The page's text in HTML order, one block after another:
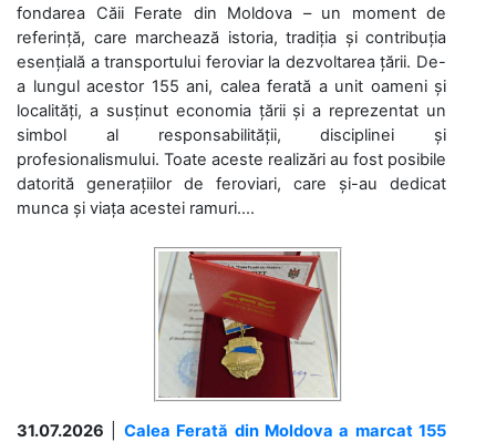
fondarea Căii Ferate din Moldova – un moment de
referință, care marchează istoria, tradiția și contribuția
esențială a transportului feroviar la dezvoltarea țării. De-
a lungul acestor 155 ani, calea ferată a unit oameni și
localități, a susținut economia țării și a reprezentat un
simbol al responsabilității, disciplinei și
profesionalismului. Toate aceste realizări au fost posibile
datorită generațiilor de feroviari, care și-au dedicat
munca și viața acestei ramuri....
31.07.2026
Calea Ferată din Moldova a marcat 155